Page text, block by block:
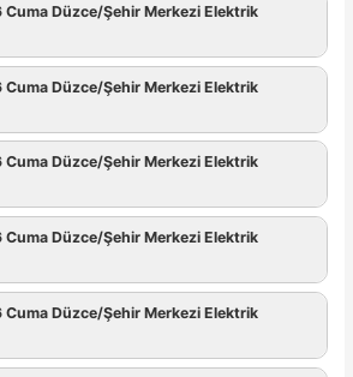
Düzce/Şehir Merkezi Elektrik
Düzce/Şehir Merkezi Elektrik
Düzce/Şehir Merkezi Elektrik
Düzce/Şehir Merkezi Elektrik
Düzce/Şehir Merkezi Elektrik